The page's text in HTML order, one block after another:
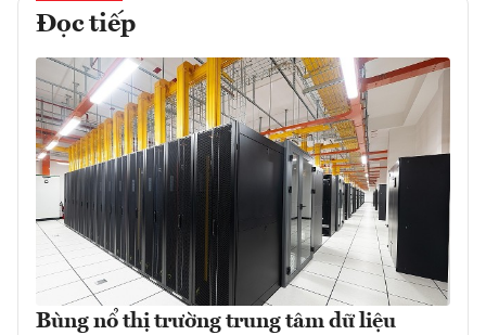
Đọc tiếp
Bùng nổ thị trường trung tâm dữ liệu